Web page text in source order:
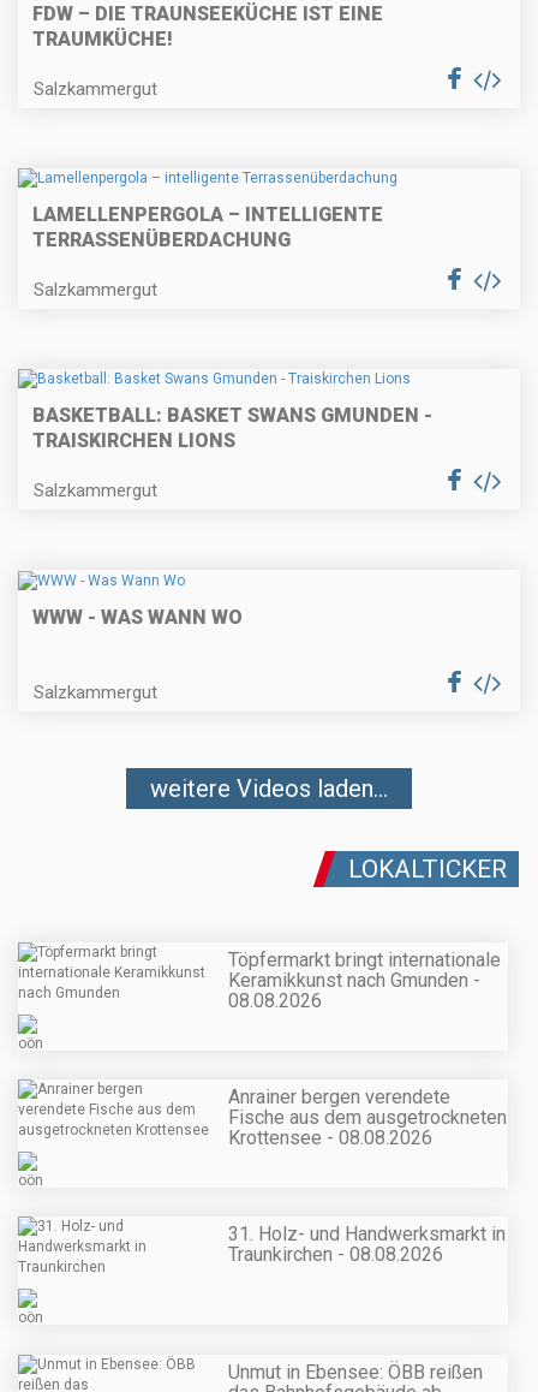
FDW – DIE TRAUNSEEKÜCHE IST EINE
TRAUMKÜCHE!
Salzkammergut
LAMELLENPERGOLA – INTELLIGENTE
TERRASSENÜBERDACHUNG
Salzkammergut
BASKETBALL: BASKET SWANS GMUNDEN -
TRAISKIRCHEN LIONS
Salzkammergut
WWW - WAS WANN WO
Salzkammergut
weitere Videos laden...
LOKALTICKER
Töpfermarkt bringt internationale
Keramikkunst nach Gmunden -
08.08.2026
Anrainer bergen verendete
Fische aus dem ausgetrockneten
Krottensee - 08.08.2026
31. Holz- und Handwerksmarkt in
Traunkirchen - 08.08.2026
Unmut in Ebensee: ÖBB reißen